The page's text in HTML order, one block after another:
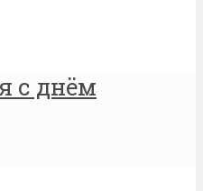
с днём